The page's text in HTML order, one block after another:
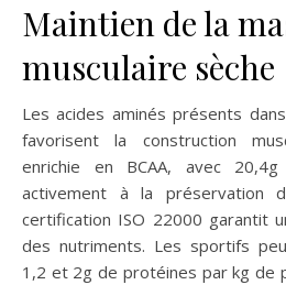
Maintien de la
musculaire sèche
Les acides aminés présents
favorisent la construction
enrichie en BCAA, avec
activement à la préservation
certification ISO 22000 garantit
des nutriments. Les sportifs
1,2 et 2g de protéines par kg de